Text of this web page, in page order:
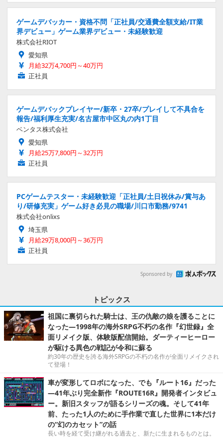
ゲームデバッカー・資格不問「正社員/交通費全額支給/IT業
界デビュー」ゲーム業界デビュー・未経験歓迎
株式会社RIOT
愛知県
月給32万4,700円～40万円
正社員
ゲームデバックプレイヤー/新卒・27卒/プレイして不具合を
報告/福利厚生充実/名古屋市中区丸の内1丁目
ベンタス株式会社
愛知県
月給25万7,800円～32万円
正社員
PCゲームテスター・未経験歓迎「正社員/土日祝休み/賞与あ
り/研修充実」ゲーム好き必見の職場/川口市勤務/9741
株式会社onlixs
埼玉県
月給29万8,000円～36万円
正社員
Sponsored by
トピックス
祖国に裏切られた騎士は、王の仇敵の娘を護ることに
なった―1998年の海外SRPG不朽の名作『幻世録』全
面リメイク版、体験版配信開始。ダーティーヒーロー
が駆ける異色の戦記が令和に蘇る
約30年の歴史を誇る海外SRPGの不朽の名作が全面リメイクされ
て登場！
車が変形してロボになった、でも『ルート16』だった
―41年ぶり完全新作『ROUTE16R』開発者インタビュ
ー。新旧スタッフが語るシリーズの魂。そして41年
前、たった1人のために手作業で直した世界に1本だけ
の“幻のカセット”の話
長い時を経て受け継がれる過去と、新たに生まれるものとは。